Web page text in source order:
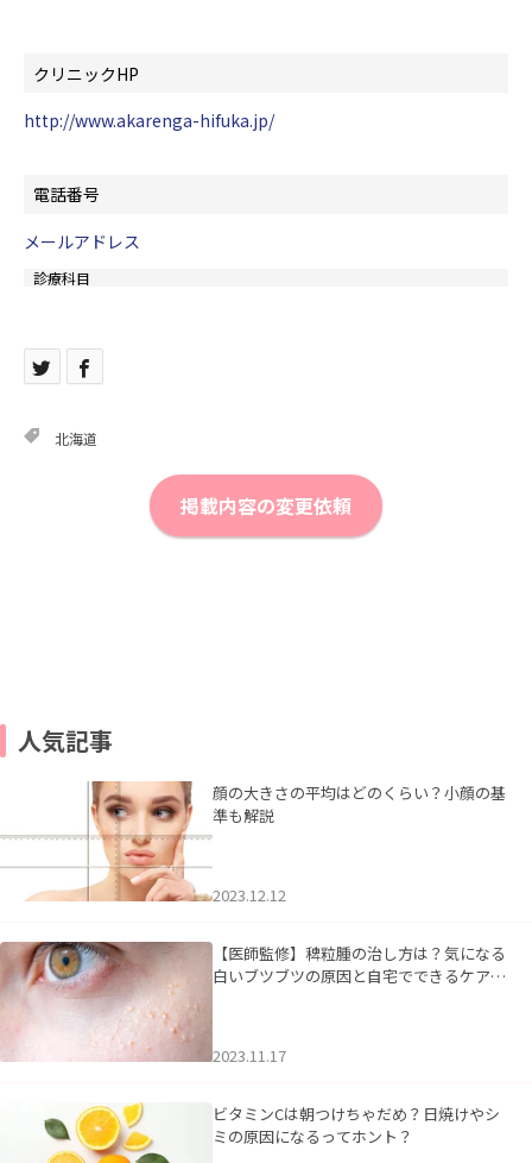
クリニックHP
http://www.akarenga-hifuka.jp/
電話番号
メールアドレス
診療科目
北海道
掲載内容の変更依頼
人気記事
顔の大きさの平均はどのくらい？小顔の基
準も解説
2023.12.12
【医師監修】稗粒腫の治し方は？気になる
白いブツブツの原因と自宅でできるケアに
2023.11.17
ビタミンCは朝つけちゃだめ？日焼けやシ
ミの原因になるってホント？